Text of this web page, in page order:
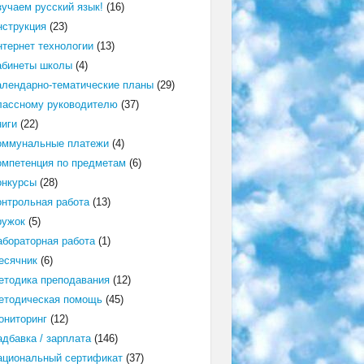
русский язык! (16)
(23)
технологии(13)
школы(4)
тематические планы(29)
руководителю(37)
(22)
платежи(4)
по предметам (6)
(28)
работа(13)
(5)
работа(1)
(6)
преподавания(12)
помощь(45)
(12)
/ зарплата(146)
сертификат(37)